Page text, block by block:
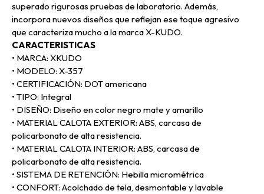
superado rigurosas pruebas de laboratorio. Además,
incorpora nuevos diseños que reflejan ese toque agresivo
que caracteriza mucho a la marca X-KUDO.
CARACTERISTICAS
• MARCA: XKUDO
• MODELO: X-357
• CERTIFICACIÓN: DOT americana
• TIPO: Integral
• DISEÑO: Diseño en color negro mate y amarillo
• MATERIAL CALOTA EXTERIOR: ABS, carcasa de
policarbonato de alta resistencia.
• MATERIAL CALOTA INTERIOR: ABS, carcasa de
policarbonato de alta resistencia.
• SISTEMA DE RETENCIÓN: Hebilla micrométrica
• CONFORT: Acolchado de tela, desmontable y lavable